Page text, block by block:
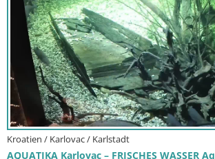
Kroatien / Karlovac / Karlstadt
AQUATIKA Karlovac – FRISCHES WASSER